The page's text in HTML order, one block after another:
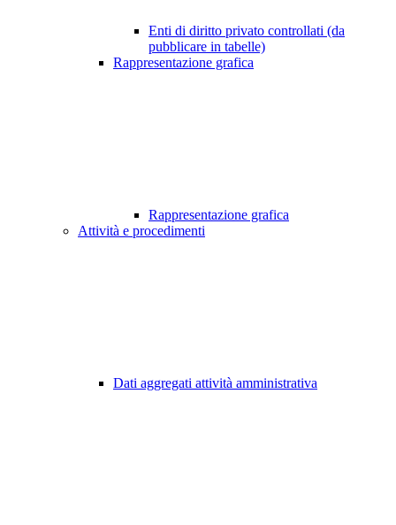
Enti di diritto privato controllati (da
pubblicare in tabelle)
Rappresentazione grafica
Rappresentazione grafica
Attività e procedimenti
Dati aggregati attività amministrativa